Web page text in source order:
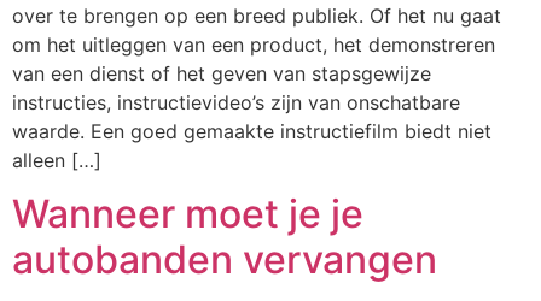
over te brengen op een breed publiek. Of het nu gaat
om het uitleggen van een product, het demonstreren
van een dienst of het geven van stapsgewijze
instructies, instructievideo’s zijn van onschatbare
waarde. Een goed gemaakte instructiefilm biedt niet
alleen […]
Wanneer moet je je
autobanden vervangen